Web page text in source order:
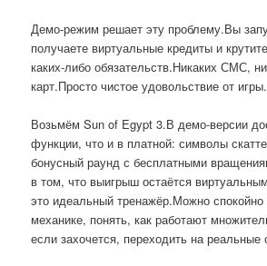
Демо-режим решает эту проблему.Вы
получаете виртуальные кредиты и
каких-либо обязательств.Никаких СМС,
карт.Просто чистое удовольствие от игры.
Возьмём Sun of Egypt 3.В демо-версии
функции, что и в платной: символы
бонусный раунд с бесплатными
в том, что выигрыш остаётся
это идеальный тренажёр.Можно спокойно
механике, понять, как работают
если захочется, переходить на реальные